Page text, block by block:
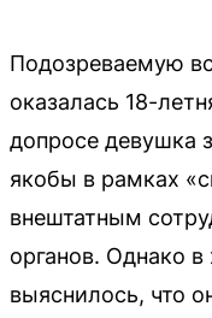
Подозреваемую
оказалась 18-
допросе девушка
якобы в рамках
внештатным
органов. Однако
выяснилось, что